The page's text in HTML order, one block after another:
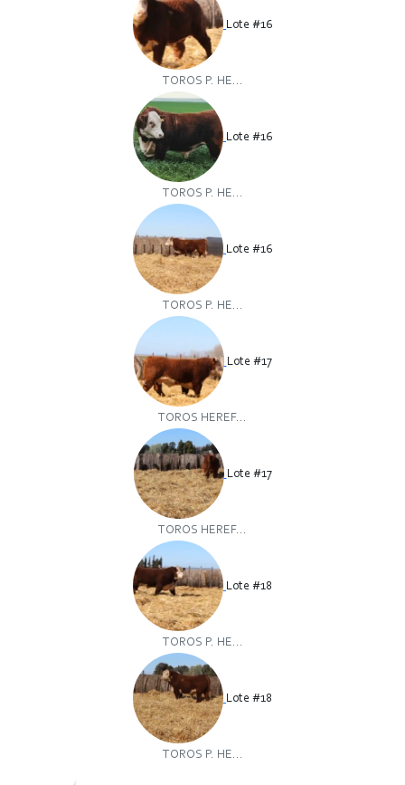
Lote #16
TOROS P. HE...
Lote #16
TOROS P. HE...
Lote #16
TOROS P. HE...
Lote #17
TOROS HEREF...
Lote #17
TOROS HEREF...
Lote #18
TOROS P. HE...
Lote #18
TOROS P. HE...